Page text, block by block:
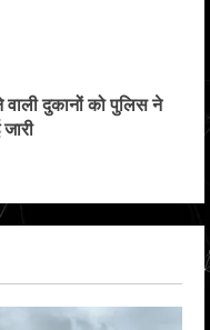
दुकानों को पुलिस ने